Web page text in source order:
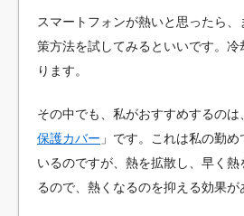
スマートフォンが熱いと思ったら
策方法を試してみるといいです。
ります。
その中でも、私がおすすめするのは
保護カバー 」です。これは私の勤
いるのですが、熱を拡散し、早く熱
るので、熱くなるのを抑える効果が